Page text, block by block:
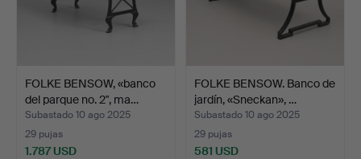
FOLKE BENSOW, «banco
del parque no. 2", ma…
Subastado 10 ago 2025
29 pujas
1.787 USD
FOLKE BENSOW. Banco de
jardín, «Sneckan», …
Subastado 10 ago 2025
29 pujas
581 USD